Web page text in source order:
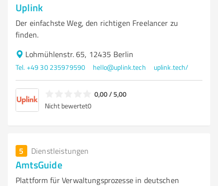
Uplink
Der einfachste Weg, den richtigen Freelancer zu
finden.
Lohmühlenstr. 65, 12435 Berlin
Tel. +49 30 235979590 hello@uplink.tech uplink.tech/
0,00 / 5,00
Nicht bewertet0
5 Dienstleistungen
AmtsGuide
Plattform für Verwaltungsprozesse in deutschen